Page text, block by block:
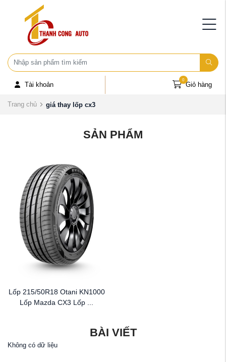
Tài khoản Giỏ hàng
0
Trang chủ giá thay lốp cx3
SẢN PHẨM
Lốp 215/50R18 Otani KN1000
Lốp Mazda CX3 Lốp ...
BÀI VIẾT
Không có dữ liệu